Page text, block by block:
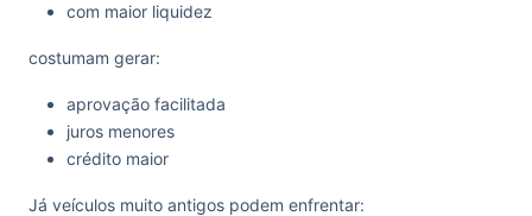
com maior liquidez
costumam gerar:
aprovação facilitada
juros menores
crédito maior
Já veículos muito antigos podem enfrentar: